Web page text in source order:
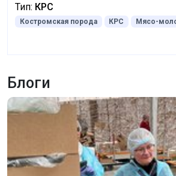
Тип: КРС
Костромская порода КРС Мясо-
Блоги